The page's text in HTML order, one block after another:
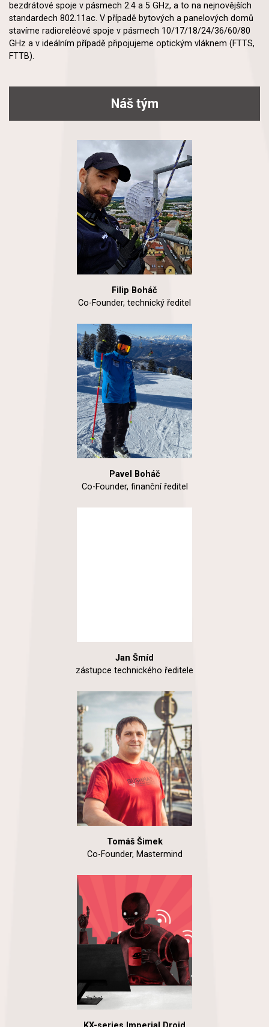
bezdrátové spoje v pásmech 2.4 a 5 GHz, a to na nejnovějších
standardech 802.11ac. V případě bytových a panelových domů
stavíme radioreléové spoje v pásmech 10/17/18/24/36/60/80
GHz a v ideálním případě připojujeme optickým vláknem (FTTS,
FTTB).
Náš tým
Filip Boháč
Co-Founder, technický ředitel
Pavel Boháč
Co-Founder, finanční ředitel
Jan Šmíd
zástupce technického ředitele
Tomáš Šimek
Co-Founder, Mastermind